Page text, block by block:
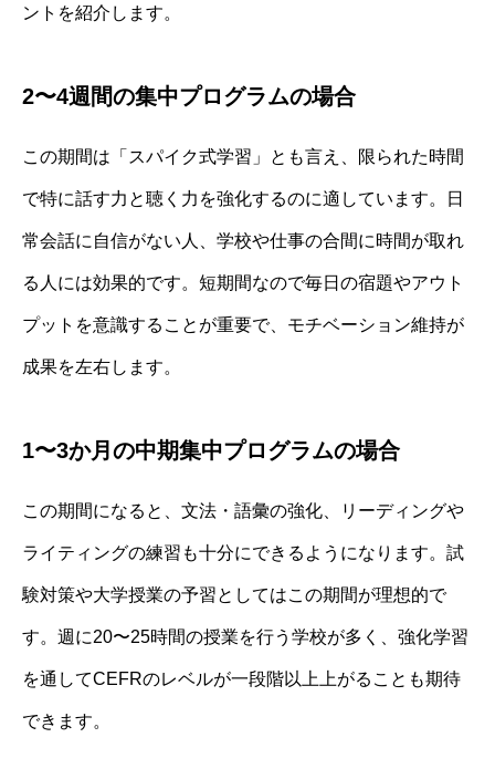
ントを紹介します。
2〜4週間の集中プログラムの場合
この期間は「スパイク式学習」とも言え、限られた時間
で特に話す力と聴く力を強化するのに適しています。日
常会話に自信がない人、学校や仕事の合間に時間が取れ
る人には効果的です。短期間なので毎日の宿題やアウト
プットを意識することが重要で、モチベーション維持が
成果を左右します。
1〜3か月の中期集中プログラムの場合
この期間になると、文法・語彙の強化、リーディングや
ライティングの練習も十分にできるようになります。試
験対策や大学授業の予習としてはこの期間が理想的で
す。週に20〜25時間の授業を行う学校が多く、強化学習
を通してCEFRのレベルが一段階以上上がることも期待
できます。